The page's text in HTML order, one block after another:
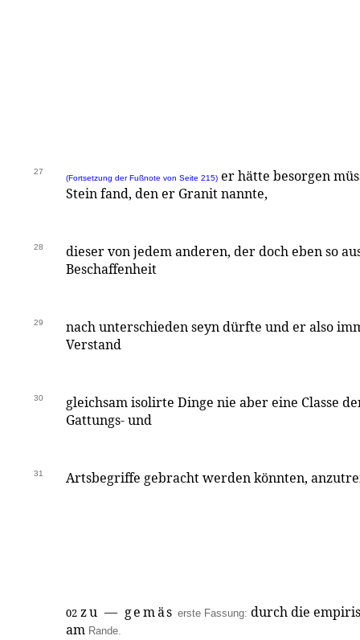
27
(Fortsetzung der Fußnote von Seite 215) er hätte besorgen
Stein fand, den er Granit nannte,
28
dieser von jedem anderen, der doch eben so
Beschaffenheit
29
nach unterschieden seyn dürfte und er also
Verstand
30
gleichsam isolirte Dinge nie aber eine Classe
Gattungs- und
31 Artsbegriffe gebracht werden könnten,
02 zu — gemäs erste Fassung: durch die
am Rande.